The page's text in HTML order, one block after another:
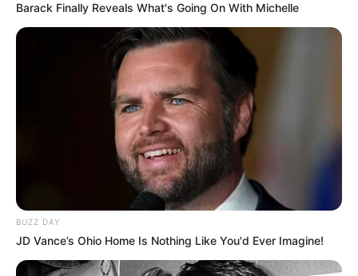
Barack Finally Reveals What's Going On With Michelle
BUZZ DAY
JD Vance’s Ohio Home Is Nothing Like You'd Ever Imagine!